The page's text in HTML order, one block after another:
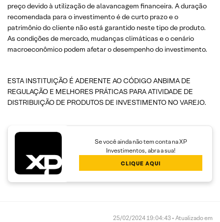
preço devido à utilização de alavancagem financeira. A duração
recomendada para o investimento é de curto prazo e o
patrimônio do cliente não está garantido neste tipo de produto.
As condições de mercado, mudanças climáticas e o cenário
macroeconômico podem afetar o desempenho do investimento.
ESTA INSTITUIÇÃO É ADERENTE AO CÓDIGO ANBIMA DE
REGULAÇÃO E MELHORES PRÁTICAS PARA ATIVIDADE DE
DISTRIBUIÇÃO DE PRODUTOS DE INVESTIMENTO NO VAREJO.
Se você ainda não tem conta na XP
Investimentos, abra a sua!
CLIQUE AQUI
25/02/2024 19:04:43 • Atualizado em